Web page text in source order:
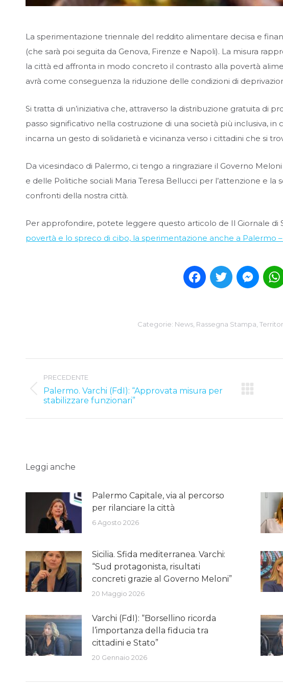
La sperimentazione triennale del reddito alimentare decisa e
(che sarà poi seguita da Genova, Firenze e Napoli). La misura
la città ed affronta in modo concreto il contrasto alla povertà
avrà come conseguenza la riduzione delle condizioni di
Si tratta di un’iniziativa che, attraverso la distribuzione gratuita di
passo significativo nella costruzione di una società più inclusiva,
incarna un gesto di solidarietà e vicinanza verso i cittadini che si
Da vicesindaco di Palermo, ci tengo a ringraziare il Governo
e delle Politiche sociali Maria Teresa Bellucci per l’attenzione e la
confronti della nostra città.
Per approfondire, potete leggere questo articolo de Il Giornale di
povertà e lo spreco di cibo, la sperimentazione anche a Palermo –
FacebookTwitter
Categorie: News, Rassegna Stampa,
navigation
PRECEDENTE
Previous
post:
Palermo. Varchi (FdI): “Approvata misura per
stabilizzare funzionari”
Leggi anche
Palermo Capitale, via al percorso
per rilanciare la città
6 Agosto 2026
Sicilia. Sfida mediterranea. Varchi:
“Sud protagonista, risultati
concreti grazie al Governo Meloni”
20 Maggio 2026
Varchi (FdI): “Borsellino ricorda
l’importanza della fiducia tra
cittadini e Stato”
20 Gennaio 2026